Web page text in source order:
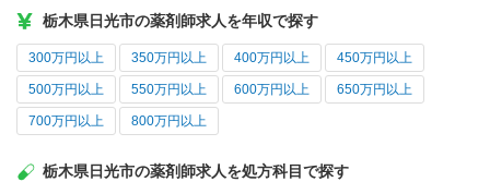
栃木県日光市の薬剤師求人を年収で探す
300万円以上 350万円以上 400万円以上 450万円以上
500万円以上 550万円以上 600万円以上 650万円以上
700万円以上 800万円以上
栃木県日光市の薬剤師求人を処方科目で探す